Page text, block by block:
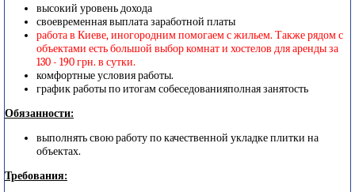
высокий уровень дохода
своевременная выплата заработной платы
работа в Киеве, иногородним помогаем с жильем. Также рядом с
объектами есть большой выбор комнат и хостелов для аренды за
130 - 190 грн. в сутки.
комфортные условия работы.
график работы по итогам собеседованияполная занятость
Обязанности:
выполнять свою работу по качественной укладке плитки на
объектах.
Требования: